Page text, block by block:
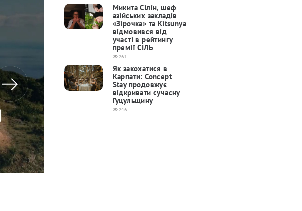
Микита Сілін, шеф
азійських закладів
«Зірочка» та Kitsunya
відмовився від
участі в рейтингу
премії СІЛЬ
261
Як закохатися в
Карпати: Concept
Stay продовжує
відкривати сучасну
Гуцульщину
246